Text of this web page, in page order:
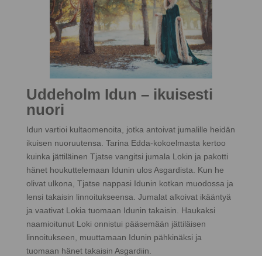
Uddeholm Idun – ikuisesti
nuori
Idun vartioi kultaomenoita, jotka antoivat jumalille heidän
ikuisen nuoruutensa. Tarina Edda-kokoelmasta kertoo
kuinka jättiläinen Tjatse vangitsi jumala Lokin ja pakotti
hänet houkuttelemaan Idunin ulos Asgardista. Kun he
olivat ulkona, Tjatse nappasi Idunin kotkan muodossa ja
lensi takaisin linnoitukseensa. Jumalat alkoivat ikääntyä
ja vaativat Lokia tuomaan Idunin takaisin. Haukaksi
naamioitunut Loki onnistui pääsemään jättiläisen
linnoitukseen, muuttamaan Idunin pähkinäksi ja
tuomaan hänet takaisin Asgardiin.